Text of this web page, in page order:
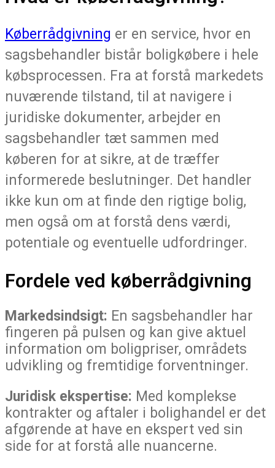
Køberrådgivning er en service, hvor en
sagsbehandler bistår boligkøbere i hele
købsprocessen. Fra at forstå markedets
nuværende tilstand, til at navigere i
juridiske dokumenter, arbejder en
sagsbehandler tæt sammen med
køberen for at sikre, at de træffer
informerede beslutninger. Det handler
ikke kun om at finde den rigtige bolig,
men også om at forstå dens værdi,
potentiale og eventuelle udfordringer.
Fordele ved køberrådgivning
Markedsindsigt: En sagsbehandler har
fingeren på pulsen og kan give aktuel
information om boligpriser, områdets
udvikling og fremtidige forventninger.
Juridisk ekspertise: Med komplekse
kontrakter og aftaler i bolighandel er det
afgørende at have en ekspert ved sin
side for at forstå alle nuancerne.